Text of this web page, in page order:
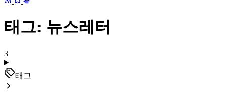
태그: 뉴스레터
3
태그